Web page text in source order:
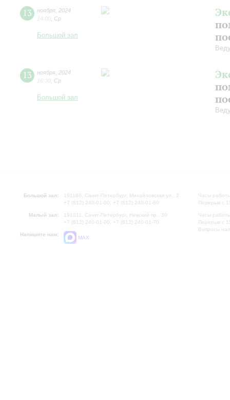
13 ноября 2024
14:00 Ср
Большой зал
13 ноября 2024
16:30 Ср
Большой зал
Большой зал:
191186, Санкт-Петербург, Михайловская ул., 2
+7 (812) 240-01-00, +7 (812) 240-01-80
Малый зал:
191011, Санкт-Петербург, Невский пр., 30
+7 (812) 240-01-00, +7 (812) 240-01-70
Напишите нам:
MAX
Часы
Перерыв с
Часы
Перерыв с
Вопросы